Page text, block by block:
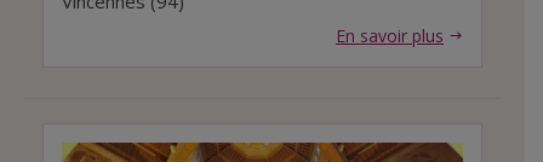
En savoir plus